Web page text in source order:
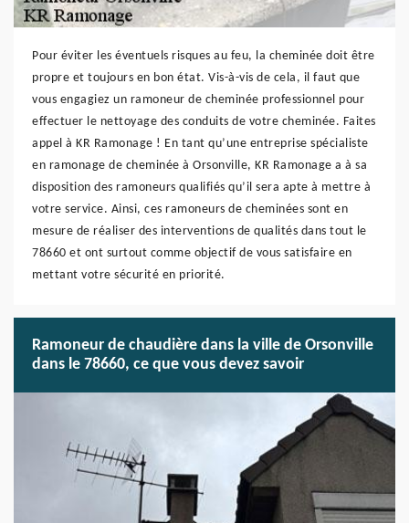
Pour éviter les éventuels risques au feu, la cheminée doit être
propre et toujours en bon état. Vis-à-vis de cela, il faut que
vous engagiez un ramoneur de cheminée professionnel pour
effectuer le nettoyage des conduits de votre cheminée. Faites
appel à KR Ramonage ! En tant qu’une entreprise spécialiste
en ramonage de cheminée à Orsonville, KR Ramonage a à sa
disposition des ramoneurs qualifiés qu’il sera apte à mettre à
votre service. Ainsi, ces ramoneurs de cheminées sont en
mesure de réaliser des interventions de qualités dans tout le
78660 et ont surtout comme objectif de vous satisfaire en
mettant votre sécurité en priorité.
Ramoneur de chaudière dans la ville de Orsonville
dans le 78660, ce que vous devez savoir